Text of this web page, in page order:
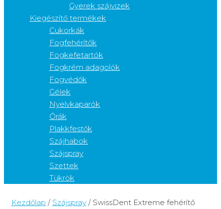
Gyerek szájvizek
Kiegészítő termékek
Cukorkák
Fogfehérítők
Fogkefetartók
Fogkrém adagolók
Fogvédők
Gélek
Nyelvkaparók
Órák
Plakkfestők
Szájhabok
Szájspray
Szettek
Tükrök
Kezdőlap / Szájspray / SwissDent Extreme fehérítő